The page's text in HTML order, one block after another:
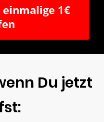
einmalige 1€
Du jetzt